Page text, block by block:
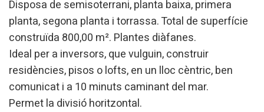
Disposa de semisoterrani, planta baixa, primera
planta, segona planta i torrassa. Total de superfície
construïda 800,00 m². Plantes diàfanes.
Ideal per a inversors, que vulguin, construir
residències, pisos o lofts, en un lloc cèntric, ben
comunicat i a 10 minuts caminant del mar.
Permet la divisió horitzontal.